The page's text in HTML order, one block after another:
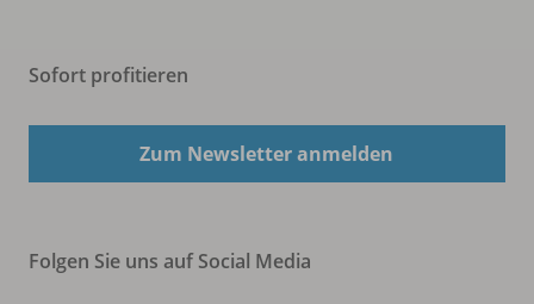
Sofort profitieren
Zum Newsletter anmelden
Folgen Sie uns auf Social Media